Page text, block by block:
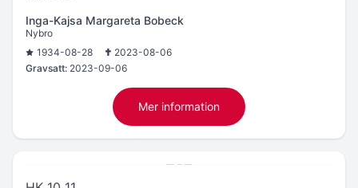
Inga-Kajsa Margareta Bobeck
Nybro
1934-08-28
2023-08-06
Gravsatt: 2023-09-06
Mer information